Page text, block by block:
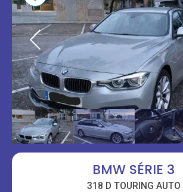
BMW SÉRIE 3
318 D TOURING AUTO